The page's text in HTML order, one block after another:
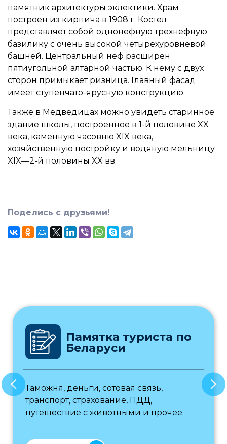
памятник архитектуры эклектики. Храм
построен из кирпича в 1908 г. Костел
представляет собой однонефную трехнефную
базилику с очень высокой четырехуровневой
башней. Центральный неф расширен
пятиугольной алтарной частью. К нему с двух
сторон примыкает ризница. Главный фасад
имеет ступенчато-ярусную конструкцию.
Также в Медведицах можно увидеть старинное
здание школы, построенное в 1-й половине XX
века, каменную часовню XIX века,
хозяйственную постройку и водяную мельницу
XIX—2-й половины XX вв.
Поделись с друзьями!
Памятка туриста по
Беларуси
Таможня, деньги, сотовая связь,
транспорт, страхование, ПДД,
путешествие с животными и прочее.